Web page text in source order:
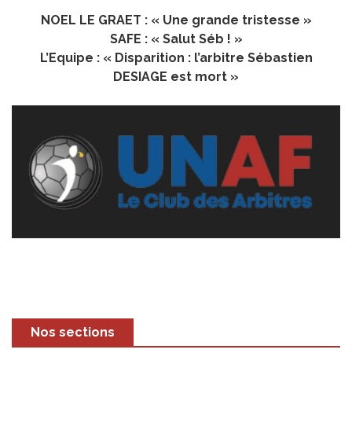
NOEL LE GRAET : « Une grande tristesse »
SAFE : « Salut Séb ! »
L’Equipe : « Disparition : l’arbitre Sébastien
DESIAGE est mort »
Nos sections